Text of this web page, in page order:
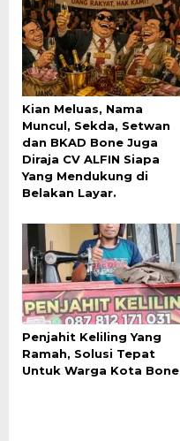
Kian Meluas, Nama
Muncul, Sekda, Setwan
dan BKAD Bone Juga
Diraja CV ALFIN Siapa
Yang Mendukung di
Belakan Layar.
Penjahit Keliling Yang
Ramah, Solusi Tepat
Untuk Warga Kota Bone